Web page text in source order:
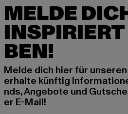
MELDE
BEN!
Melde dich hier für
erhalte künftig
nds, Angebote und
er E-Mail!